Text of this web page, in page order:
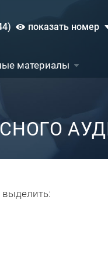
показать номер
материалы
выделить: